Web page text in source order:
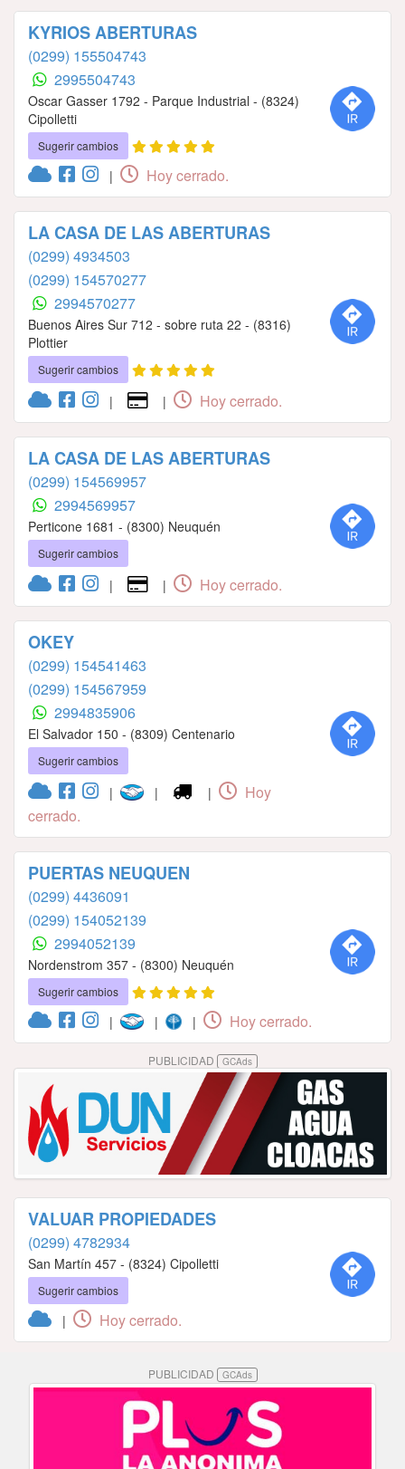
KYRIOS ABERTURAS
(0299) 155504743
2995504743
Oscar Gasser 1792 - Parque Industrial - (8324)
Cipolletti
Sugerir cambios
| Hoy cerrado.
LA CASA DE LAS ABERTURAS
(0299) 4934503
(0299) 154570277
2994570277
Buenos Aires Sur 712 - sobre ruta 22 - (8316)
Plottier
Sugerir cambios
| | Hoy cerrado.
LA CASA DE LAS ABERTURAS
(0299) 154569957
2994569957
Perticone 1681 - (8300) Neuquén
Sugerir cambios
| | Hoy cerrado.
OKEY
(0299) 154541463
(0299) 154567959
2994835906
El Salvador 150 - (8309) Centenario
Sugerir cambios
| | |
Hoy
cerrado.
PUERTAS NEUQUEN
(0299) 4436091
(0299) 154052139
2994052139
Nordenstrom 357 - (8300) Neuquén
Sugerir cambios
| | | Hoy cerrado.
PUBLICIDAD GCAds
VALUAR PROPIEDADES
(0299) 4782934
San Martín 457 - (8324) Cipolletti
Sugerir cambios
| Hoy cerrado.
PUBLICIDAD GCAds